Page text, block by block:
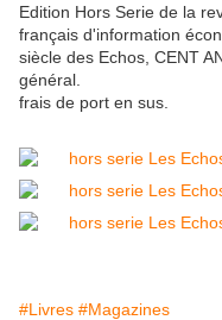
Edition Hors Serie de la
français d'information
siècle des Echos, CENT
général.
frais de port en sus.
#Livres #Magazines